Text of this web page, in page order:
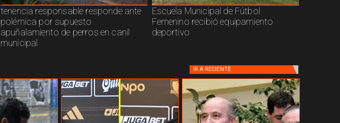
tenencia responsable responde ante
polémica por supuesto
apuñalamiento de perros en canil
municipal
Escuela Municipal de Fútbol
Femenino recibió equipamiento
deportivo
IR A RECIENTE